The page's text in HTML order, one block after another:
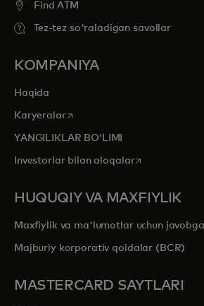
Find ATM
Tez-tez so'raladigan savollar
KOMPANIYA
Haqida
Karyeralaropens in a new tab
YANGILIKLAR BOʻLIMI
Investorlar bilan aloqalaropens in a new
HUQUQIY VA MAXFIYLIK
Maxfiylik va ma'lumotlar uchun
Majburiy korporativ qoidalar (BCR)
MASTERCARD SAYTLARI